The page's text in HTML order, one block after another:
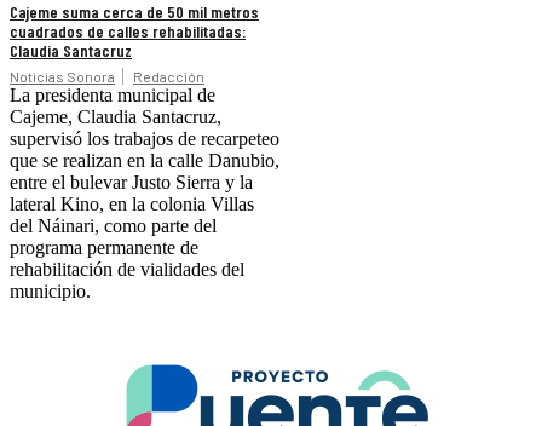
Cajeme suma cerca de 50 mil metros
cuadrados de calles rehabilitadas:
Claudia Santacruz
Noticias Sonora Redacción
La presidenta municipal de
Cajeme, Claudia Santacruz,
supervisó los trabajos de recarpeteo
que se realizan en la calle Danubio,
entre el bulevar Justo Sierra y la
lateral Kino, en la colonia Villas
del Náinari, como parte del
programa permanente de
rehabilitación de vialidades del
municipio.